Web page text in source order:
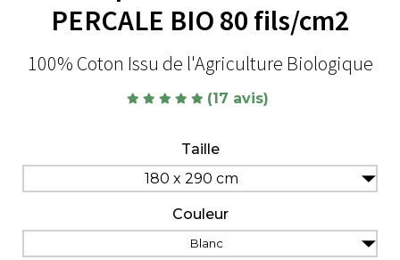
PERCALE BIO 80 fils/cm2
100% Coton Issu de l'Agriculture Biologique
(17 avis)
Taille
180 x 290 cm
Couleur
Blanc